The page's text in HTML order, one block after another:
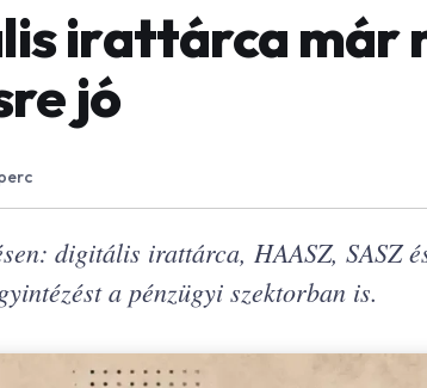
irattárca már
jó
digitális irattárca, HAASZ, SASZ
a pénzügyi szektorban is.